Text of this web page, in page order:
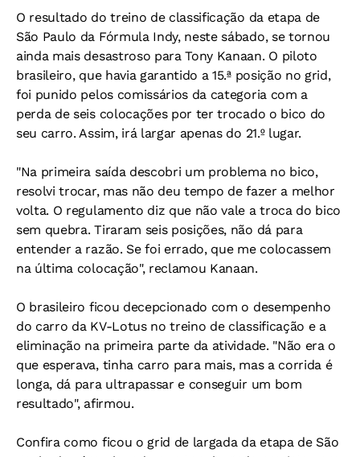
O resultado do treino de classificação da etapa de
São Paulo da Fórmula Indy, neste sábado, se tornou
ainda mais desastroso para Tony Kanaan. O piloto
brasileiro, que havia garantido a 15.ª posição no grid,
foi punido pelos comissários da categoria com a
perda de seis colocações por ter trocado o bico do
seu carro. Assim, irá largar apenas do 21.º lugar.
"Na primeira saída descobri um problema no bico,
resolvi trocar, mas não deu tempo de fazer a melhor
volta. O regulamento diz que não vale a troca do bico
sem quebra. Tiraram seis posições, não dá para
entender a razão. Se foi errado, que me colocassem
na última colocação", reclamou Kanaan.
O brasileiro ficou decepcionado com o desempenho
do carro da KV-Lotus no treino de classificação e a
eliminação na primeira parte da atividade. "Não era o
que esperava, tinha carro para mais, mas a corrida é
longa, dá para ultrapassar e conseguir um bom
resultado", afirmou.
Confira como ficou o grid de largada da etapa de São